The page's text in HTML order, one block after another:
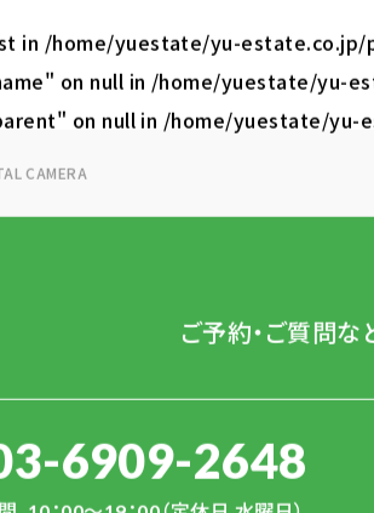
in /home/yuestate/yu-
on null in /home/yuestate/yu-
on null in /home/yuestate/yu-
CAMERA
ご予約・ご質問な
6909-2648